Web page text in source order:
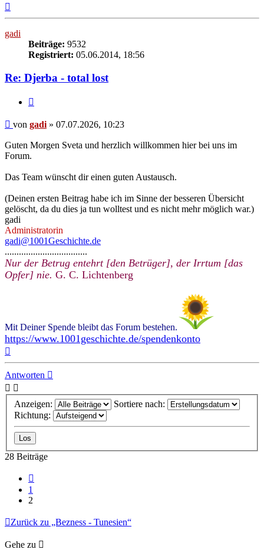
gadi
Beiträge: 9532
Registriert: 05.06.2014, 18:56
Re: Djerba - total lost
Beitrag
von gadi » 07.07.2026, 10:23
Guten Morgen Sveta und herzlich willkommen hier bei uns im
Forum.
Das Team wünscht dir einen guten Austausch.
(Deinen ersten Beitrag habe ich im Sinne der besseren Übersicht
gelöscht, da du dies ja tun wolltest und es nicht mehr möglich war.)
gadi
Administratorin
gadi@1001Geschichte.de
...................................
Nur der Betrug entehrt [den Betrüger], der Irrtum [das
Opfer] nie. G. C. Lichtenberg
Mit Deiner Spende bleibt das Forum bestehen.
https://www.1001geschichte.de/spendenkonto
Antworten
Anzeigen:
Sortiere nach:
Richtung:
28 Beiträge
1
2
Zurück zu „Bezness - Tunesien“
Gehe zu